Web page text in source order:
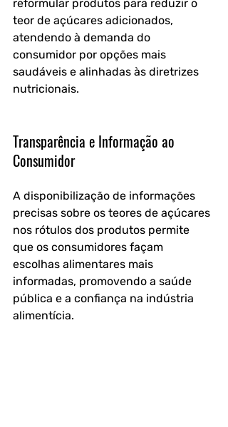
reformular produtos para reduzir o
teor de açúcares adicionados,
atendendo à demanda do
consumidor por opções mais
saudáveis e alinhadas às diretrizes
nutricionais.
Transparência e Informação ao
Consumidor
A disponibilização de informações
precisas sobre os teores de açúcares
nos rótulos dos produtos permite
que os consumidores façam
escolhas alimentares mais
informadas, promovendo a saúde
pública e a confiança na indústria
alimentícia.